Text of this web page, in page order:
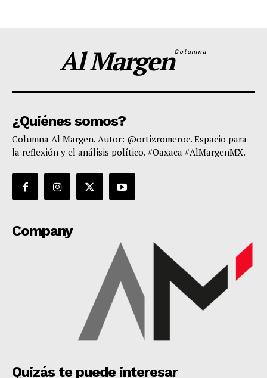
Al MargenColumna
¿Quiénes somos?
Columna Al Margen. Autor: @ortizromeroc. Espacio para
la reflexión y el análisis político. #Oaxaca #AlMargenMX.
Company
Quizás te puede interesar